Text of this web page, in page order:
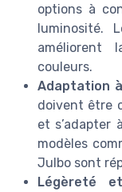
options à
luminosité.
améliorent
couleurs.
Adaptation
doivent être
et s’adapter
modèles
Julbo sont
Légèreté